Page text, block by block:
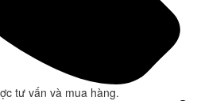
tư vấn và mua hàng.